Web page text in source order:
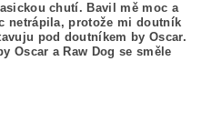
chutí. Bavil mě moc a
netrápila, protože mi doutník
pod doutníkem by Oscar.
Oscar a Raw Dog se směle